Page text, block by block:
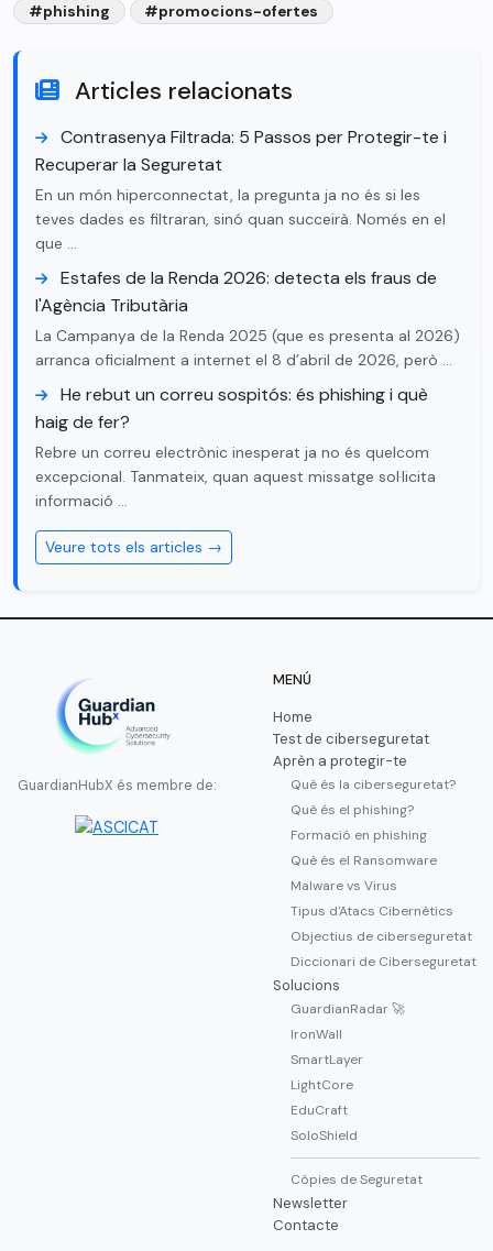
#phishing
#promocions-ofertes
Articles relacionats
Contrasenya Filtrada: 5 Passos per Protegir-te i
Recuperar la Seguretat
En un món hiperconnectat, la pregunta ja no és si les
teves dades es filtraran, sinó quan succeirà. Només en el
que …
Estafes de la Renda 2026: detecta els fraus de
l'Agència Tributària
La Campanya de la Renda 2025 (que es presenta al 2026)
arranca oficialment a internet el 8 d’abril de 2026, però …
He rebut un correu sospitós: és phishing i què
haig de fer?
Rebre un correu electrònic inesperat ja no és quelcom
excepcional. Tanmateix, quan aquest missatge sol·licita
informació …
Veure tots els articles →
GuardianHubX és membre de:
MENÚ
Home
Test de ciberseguretat
Aprèn a protegir-te
Què és la ciberseguretat?
Què és el phishing?
Formació en phishing
Què és el Ransomware
Malware vs Virus
Tipus d'Atacs Cibernètics
Objectius de ciberseguretat
Diccionari de Ciberseguretat
Solucions
GuardianRadar 🚀
IronWall
SmartLayer
LightCore
EduCraft
SoloShield
Còpies de Seguretat
Newsletter
Contacte